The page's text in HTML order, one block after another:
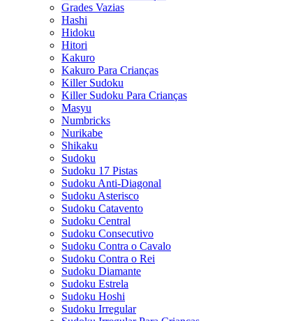
Grades Vazias
Hashi
Hidoku
Hitori
Kakuro
Kakuro Para Crianças
Killer Sudoku
Killer Sudoku Para Crianças
Masyu
Numbricks
Nurikabe
Shikaku
Sudoku
Sudoku 17 Pistas
Sudoku Anti-Diagonal
Sudoku Asterisco
Sudoku Catavento
Sudoku Central
Sudoku Consecutivo
Sudoku Contra o Cavalo
Sudoku Contra o Rei
Sudoku Diamante
Sudoku Estrela
Sudoku Hoshi
Sudoku Irregular